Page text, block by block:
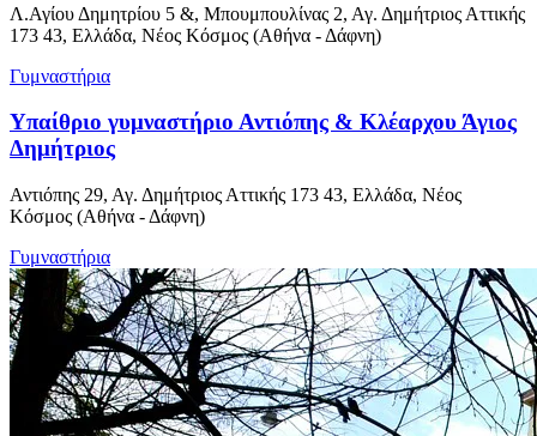
Λ.Αγίου Δημητρίου 5 &, Μπουμπουλίνας 2, Αγ. Δημήτριος Αττικής
173 43, Ελλάδα, Νέος Κόσμος (Αθήνα - Δάφνη)
Γυμναστήρια
Υπαίθριο γυμναστήριο Αντιόπης & Κλέαρχου Άγιος
Δημήτριος
Αντιόπης 29, Αγ. Δημήτριος Αττικής 173 43, Ελλάδα, Νέος
Κόσμος (Αθήνα - Δάφνη)
Γυμναστήρια